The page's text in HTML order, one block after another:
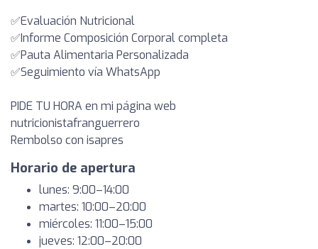
✅Evaluación Nutricional
✅Informe Composición Corporal completa
✅Pauta Alimentaria Personalizada
✅Seguimiento vía WhatsApp
PIDE TU HORA en mi página web
nutricionistafranguerrero
Rembolso con isapres
Horario de apertura
lunes: 9:00–14:00
martes: 10:00–20:00
miércoles: 11:00–15:00
jueves: 12:00–20:00